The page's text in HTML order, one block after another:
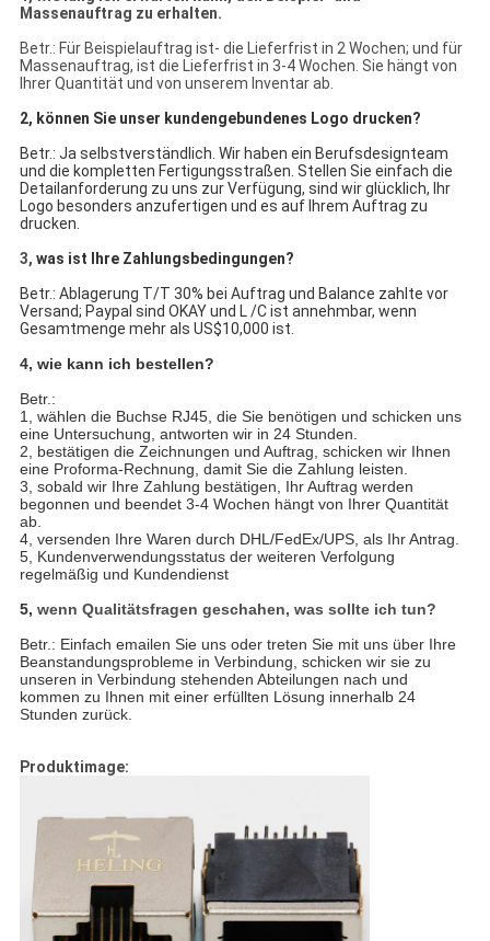
Massenauftrag zu erhalten.
Betr.: Für Beispielauftrag ist- die Lieferfrist in 2 Wochen; und für
Massenauftrag, ist die Lieferfrist in 3-4 Wochen. Sie hängt von
Ihrer Quantität und von unserem Inventar ab.
2, können Sie unser kundengebundenes Logo drucken?
Betr.: Ja selbstverständlich. Wir haben ein Berufsdesignteam
und die kompletten Fertigungsstraßen. Stellen Sie einfach die
Detailanforderung zu uns zur Verfügung, sind wir glücklich, Ihr
Logo besonders anzufertigen und es auf Ihrem Auftrag zu
drucken.
3, was ist Ihre Zahlungsbedingungen?
Betr.: Ablagerung T/T 30% bei Auftrag und Balance zahlte vor
Versand; Paypal sind OKAY und L /C ist annehmbar, wenn
Gesamtmenge mehr als US$10,000 ist.
4, wie kann ich bestellen?
Betr.:
1, wählen die Buchse RJ45, die Sie benötigen und schicken uns
eine Untersuchung, antworten wir in 24 Stunden.
2, bestätigen die Zeichnungen und Auftrag, schicken wir Ihnen
eine Proforma-Rechnung, damit Sie die Zahlung leisten.
3, sobald wir Ihre Zahlung bestätigen, Ihr Auftrag werden
begonnen und beendet 3-4 Wochen hängt von Ihrer Quantität
ab.
4, versenden Ihre Waren durch DHL/FedEx/UPS, als Ihr Antrag.
5, Kundenverwendungsstatus der weiteren Verfolgung
regelmäßig und Kundendienst
5, wenn Qualitätsfragen geschahen, was sollte ich tun?
Betr.: Einfach emailen Sie uns oder treten Sie mit uns über Ihre
Beanstandungsprobleme in Verbindung, schicken wir sie zu
unseren in Verbindung stehenden Abteilungen nach und
kommen zu Ihnen mit einer erfüllten Lösung innerhalb 24
Stunden zurück.
Produktimage: